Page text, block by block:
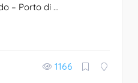
– Porto di ...
1166